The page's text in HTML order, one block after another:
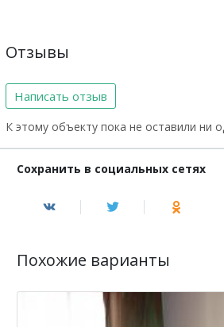
Отзывы
Написать отзыв
К этому объекту пока не оставили ни
Сохранить в социальных сетях
Похожие варианты